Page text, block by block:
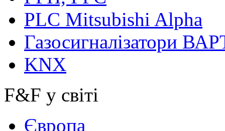
PLC Mitsubishi Alpha
Газосигналізатори
KNX
F&F у світі
Європа